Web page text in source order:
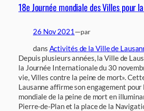
18e Journée mondiale des Villes pour
26 Nov 2021 —par
dans Activités de la Ville de
Depuis plusieurs années, la Ville de
la Journée Internationale du 30
vie, Villes contre la peine de mort».
Lausanne affirme son engagement pour
mondiale de la peine de mort en
Pierre-de-Plan et la place de la